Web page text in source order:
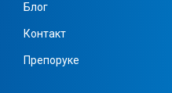
Блог
Контакт
Препоруке